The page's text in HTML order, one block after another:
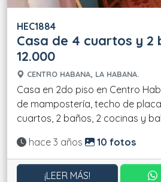
HEC1884
Casa de 4 cuartos y 2
12.000
CENTRO HABANA, LA HABANA.
Casa en 2do piso en Centro
de mampostería, techo de
cuartos, 2 baños, 2 cocinas y
Actualizado:
hace 3 años 10 fotos
¡LEER MÁS!